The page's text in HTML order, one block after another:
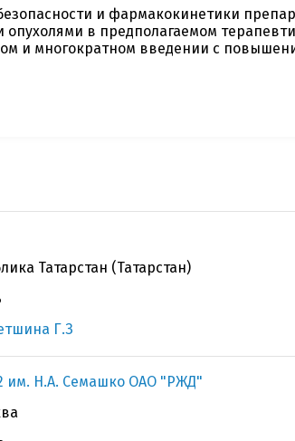
и фармакокинетики
опухолями в предполагаемом
и многократном введении с
Татарстан (Татарстан)
Г.З
им. Н.А. Семашко ОАО "РЖД"